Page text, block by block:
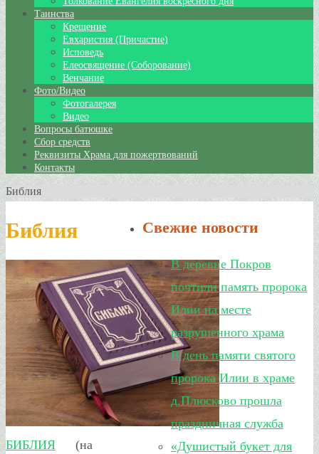
Таинства
Крещение
Евхаристия (Причастие)
Исповедь
Елеосвящение (Соборование)
Венчание
Фото/Видео
Фотогалерея
Видео
Вопросы батюшке
Сбор средств
Реквизиты Храма для пожертвований
Контакты
Библия
Библия
БИБЛИЯ (на
Свежие новости
В деревне Покров
почтили память пророка
Илии на месте
разрушенного храма
В день памяти святого
пророка Илии в храме
д.Плюсково прошла
праздничная служба
«Душистый букет для